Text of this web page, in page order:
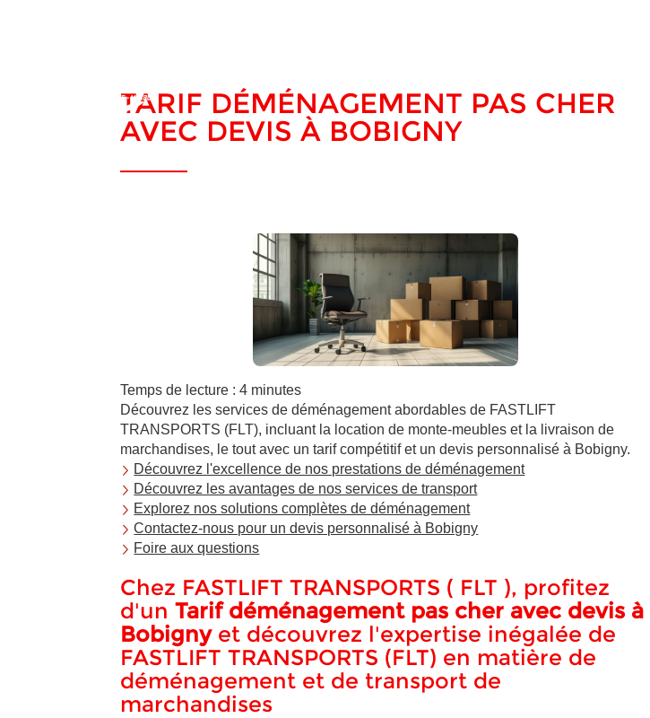
TARIF DÉMÉNAGEMENT PAS CHER
AVEC DEVIS À BOBIGNY
Temps de lecture : 4 minutes
Découvrez les services de déménagement abordables de FASTLIFT
TRANSPORTS (FLT), incluant la location de monte-meubles et la livraison de
marchandises, le tout avec un tarif compétitif et un devis personnalisé à Bobigny.
Découvrez l'excellence de nos prestations de déménagement
Découvrez les avantages de nos services de transport
Explorez nos solutions complètes de déménagement
Contactez-nous pour un devis personnalisé à Bobigny
Foire aux questions
Chez FASTLIFT TRANSPORTS ( FLT ), profitez
d'unTarif déménagement pas cher avec devis à
Bobignyet découvrez l'expertise inégalée de
FASTLIFT TRANSPORTS (FLT) en matière de
déménagement et de transport de
marchandises